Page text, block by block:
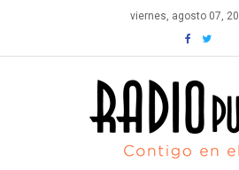
content
viernes, agosto 07,